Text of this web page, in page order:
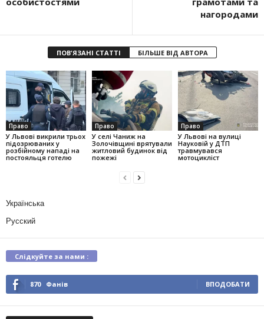
нагородами
ПОВ'ЯЗАНІ СТАТТІ БІЛЬШЕ ВІД АВТОРА
Право
У Львові викрили трьох
підозрюваних у
розбійному нападі на
постояльця готелю
Право
У селі Чаниж на
Золочівщині врятували
житловий будинок від
пожежі
Право
У Львові на вулиці
Науковій у ДТП
травмувався
мотоцикліст
Українська
Русский
Слідкуйте за нами :
870 Фанів ВПОДОБАТИ